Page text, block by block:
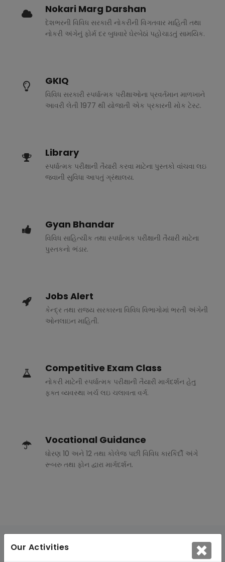
Our Activities
Nokari Marg Darshan
દેશભરની વિવિધ સરકારી નોકરીની વિગતવાર માહિતી તથા
નોકરી અંગેનું ફોર્મ દર બુધવારે ઘેરબેઠાં પહોચાડતું સામયિક.
GKIQ
વિવિધ સરકારી સ્પર્ધાત્મક પરીક્ષાઓના પ્રવર્તમાન માળખાને
આવરી લેતી 1977 થી યોજાતી એક પ્રકારની મોક ટેસ્ટ.
Library
સ્પર્ધાત્મક પરીક્ષાની તૈયારી કરવા માટેના પુસ્તકો વાંચવા લઇ
જવાની સુવિધા આપતું ગ્રંથાલય.
Gyan Bhandar
વિવિધ સાહિત્યીક તથા સ્પર્ધાત્મક પરીક્ષાની તૈયારી માટેના
પુસ્તકનો ભંડાર.
Jobs Alert
કેન્દ્ર તથા રાજ્ય સરકારના વિવિધ વિભાગોમાં ભરતી અંગેની
ઓનલાઇન માહિતી.
Competitive Exam Class
નોકરી માટેની સ્પર્ધાત્મક પરીક્ષાની તૈયારી માર્ગદર્શન હેતુ
ફક્ત વ્યવસ્થા ખર્ચ લઇ ચલાવતા વર્ગ.
Vocational Guidance
ધોરણ 10 અને 12 તથા કોલેજ પછી વિવિધ કારકિર્દી અંગે
રૂબરુ તથા ફોન દ્વારા માર્ગદર્શન.